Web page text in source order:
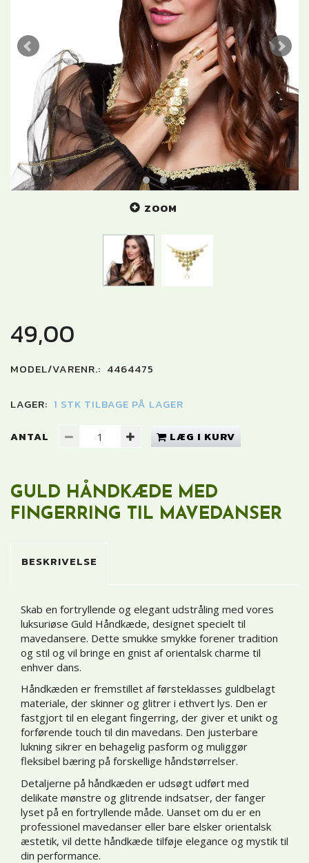
ZOOM
49,00
MODEL/VARENR.: 4464475
LAGER: 1 STK TILBAGE PÅ LAGER
ANTAL LÆG I KURV
GULD HÅNDKÆDE MED
FINGERRING TIL MAVEDANSER
BESKRIVELSE
Skab en fortryllende og elegant udstråling med vores
luksuriøse Guld Håndkæde, designet specielt til
mavedansere. Dette smukke smykke forener tradition
og stil og vil bringe en gnist af orientalsk charme til
enhver dans.
Håndkæden er fremstillet af førsteklasses guldbelagt
materiale, der skinner og glitrer i ethvert lys. Den er
fastgjort til en elegant fingerring, der giver et unikt og
forførende touch til din mavedans. Den justerbare
lukning sikrer en behagelig pasform og muliggør
fleksibel bæring på forskellige håndstørrelser.
Detaljerne på håndkæden er udsøgt udført med
delikate mønstre og glitrende indsatser, der fanger
lyset på en fortryllende måde. Uanset om du er en
professionel mavedanser eller bare elsker orientalsk
æstetik, vil dette håndkæde tilføje elegance og mystik til
din performance.